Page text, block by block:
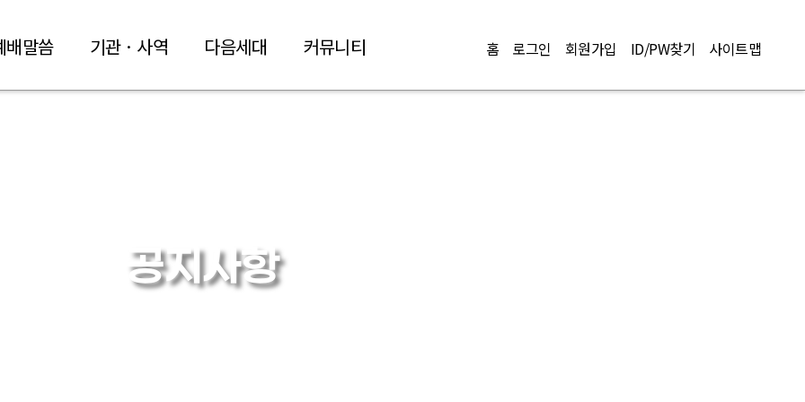
홈 로그인 회원가입 ID/PW찾기 사이트맵
배말씀 기관 · 사역 다음세대 커뮤니티
공지사항